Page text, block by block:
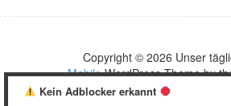
Copyright © 2026 Unser
MobileWordPress Theme by
Kein Adblocker erkannt